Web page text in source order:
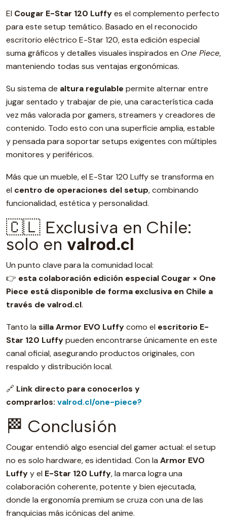
El Cougar E-Star 120 Luffyes el complemento perfecto
para este setup temático. Basado en el reconocido
escritorio eléctrico E-Star 120, esta edición especial
suma gráficos y detalles visuales inspirados en One Piece,
manteniendo todas sus ventajas ergonómicas.
Su sistema de altura regulable permite alternar entre
jugar sentado y trabajar de pie, una característica cada
vez más valorada por gamers, streamers y creadores de
contenido. Todo esto con una superficie amplia, estable
y pensada para soportar setups exigentes con múltiples
monitores y periféricos.
Más que un mueble, el E-Star 120 Luffy se transforma en
el centro de operaciones del setup, combinando
funcionalidad, estética y personalidad.
🇨🇱 Exclusiva en Chile:
solo en valrod.cl
Un punto clave para la comunidad local:
👉 esta colaboración edición especial Cougar × One
Piece está disponible de forma exclusiva en Chile a
través de valrod.cl.
Tanto la silla Armor EVO Luffycomo el escritorio E-
Star 120 Luffypueden encontrarse únicamente en este
canal oficial, asegurando productos originales, con
respaldo y distribución local.
🔗 Link directo para conocerlos y
comprarlos: valrod.cl/one-piece?
🏁 Conclusión
Cougar entendió algo esencial del gamer actual: el setup
no es solo hardware, es identidad. Con la Armor EVO
Luffyy el E-Star 120 Luffy, la marca logra una
colaboración coherente, potente y bien ejecutada,
donde la ergonomía premium se cruza con una de las
franquicias más icónicas del anime.